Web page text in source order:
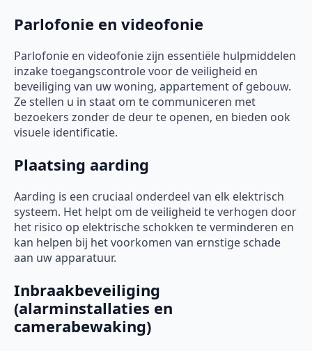
Parlofonie en videofonie
Parlofonie en videofonie zijn essentiële hulpmiddelen
inzake toegangscontrole voor de veiligheid en
beveiliging van uw woning, appartement of gebouw.
Ze stellen u in staat om te communiceren met
bezoekers zonder de deur te openen, en bieden ook
visuele identificatie.
Plaatsing aarding
Aarding is een cruciaal onderdeel van elk elektrisch
systeem. Het helpt om de veiligheid te verhogen door
het risico op elektrische schokken te verminderen en
kan helpen bij het voorkomen van ernstige schade
aan uw apparatuur.
Inbraakbeveiliging
(alarminstallaties en
camerabewaking)